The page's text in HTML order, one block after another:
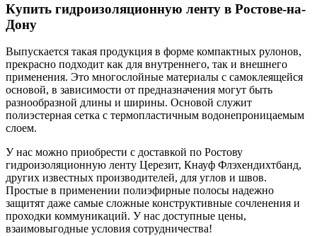
Купить гидроизоляционную ленту в Ростове-на-
Дону
Выпускается такая продукция в форме компактных рулонов,
прекрасно подходит как для внутреннего, так и внешнего
применения. Это многослойные материалы с самоклеящейся
основой, в зависимости от предназначения могут быть
разнообразной длины и ширины. Основой служит
полиэстерная сетка с термопластичным водонепроницаемым
слоем.
У нас можно приобрести с доставкой по Ростову
гидроизоляционную ленту Церезит, Кнауф Флэхендихтбанд,
других известных производителей, для углов и швов.
Простые в применении полиэфирные полосы надежно
защитят даже самые сложные конструктивные сочленения и
проходки коммуникаций. У нас доступные цены,
взаимовыгодные условия сотрудничества!